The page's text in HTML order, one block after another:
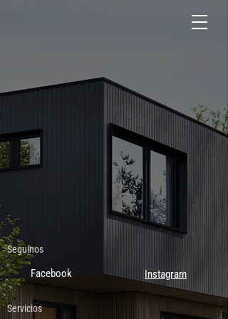
Seguinos
Facebook Instagram
Servicios